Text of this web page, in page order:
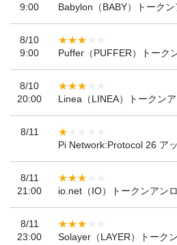
9:00
Babylon（BABY）トーク
8/10
9:00
Puffer（PUFFER）トーク
8/10
20:00
Linea（LINEA）トークン
8/11
Pi Network:Protocol 26 ア
8/11
21:00
io.net（IO）トークンアン
8/11
23:00
Solayer（LAYER）トーク